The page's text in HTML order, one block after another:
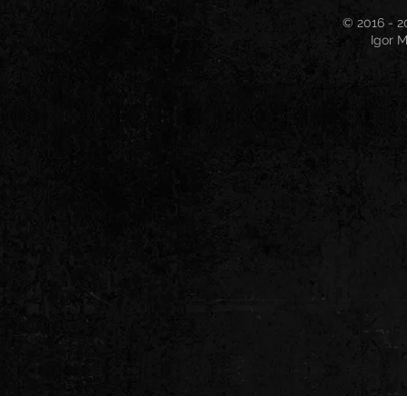
© 2016 -
Igor